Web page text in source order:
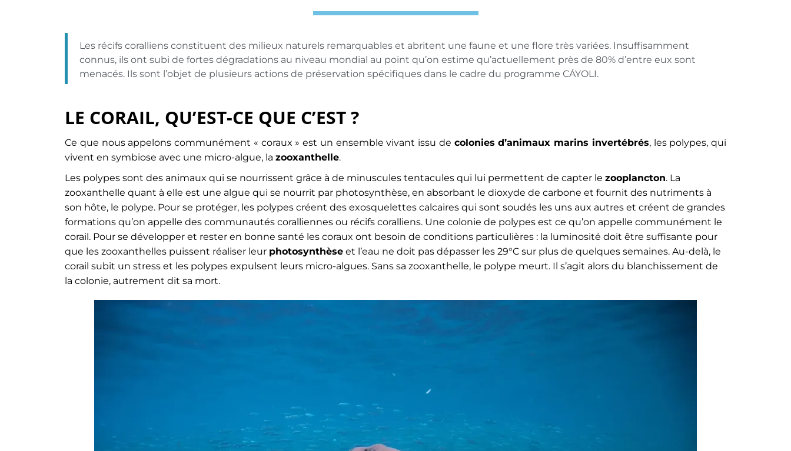
Les récifs coralliens constituent des milieux naturels remarquables et abritent une faune et une flore très variées. Insuffisamment
connus, ils ont subi de fortes dégradations au niveau mondial au point qu’on estime qu’actuellement près de 80% d’entre eux sont
menacés. Ils sont l’objet de plusieurs actions de préservation spécifiques dans le cadre du programme CÁYOLI.
LE CORAIL, QU’EST-CE QUE C’EST ?
Ce que nous appelons communément « coraux » est un ensemble vivant issu de colonies d’animaux marins invertébrés, les polypes, qui
vivent en symbiose avec une micro-algue, la zooxanthelle.
Les polypes sont des animaux qui se nourrissent grâce à de minuscules tentacules qui lui permettent de capter le zooplancton. La
zooxanthelle quant à elle est une algue qui se nourrit par photosynthèse, en absorbant le dioxyde de carbone et fournit des nutriments à
son hôte, le polype. Pour se protéger, les polypes créent des exosquelettes calcaires qui sont soudés les uns aux autres et créent de grandes
formations qu’on appelle des communautés coralliennes ou récifs coralliens. Une colonie de polypes est ce qu’on appelle communément le
corail. Pour se développer et rester en bonne santé les coraux ont besoin de conditions particulières : la luminosité doit être suffisante pour
que les zooxanthelles puissent réaliser leur photosynthèse et l’eau ne doit pas dépasser les 29°C sur plus de quelques semaines. Au-delà, le
corail subit un stress et les polypes expulsent leurs micro-algues. Sans sa zooxanthelle, le polype meurt. Il s’agit alors du blanchissement de
la colonie, autrement dit sa mort.